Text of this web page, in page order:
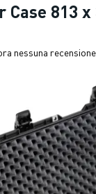
Case 813
nessuna recensione